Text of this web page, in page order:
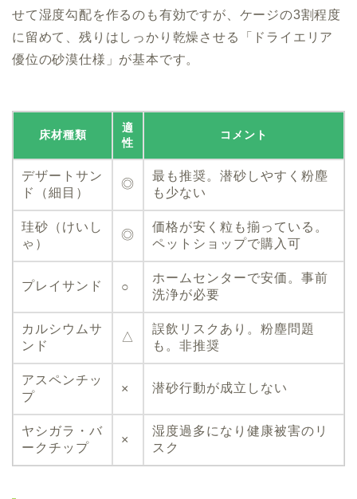
せて湿度勾配を作るのも有効ですが、ケージの3割程度
に留めて、残りはしっかり乾燥させる「ドライエリア
優位の砂漠仕様」が基本です。
床材種類
適
性
コメント
デザートサン
ド（細目）
◎
最も推奨。潜砂しやすく粉塵
も少ない
珪砂（けいし
ゃ）
◎
価格が安く粒も揃っている。
ペットショップで購入可
プレイサンド ○
ホームセンターで安価。事前
洗浄が必要
カルシウムサ
ンド
△
誤飲リスクあり。粉塵問題
も。非推奨
アスペンチッ
プ
× 潜砂行動が成立しない
ヤシガラ・バ
ークチップ
×
湿度過多になり健康被害のリ
スク